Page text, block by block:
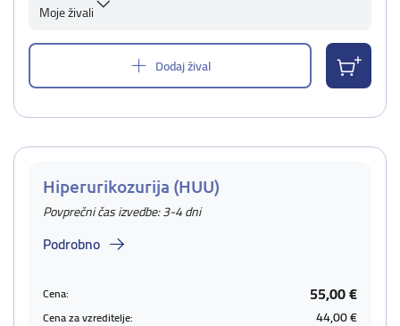
Moje živali
Dodaj žival
Hiperurikozurija (HUU)
Povprečni čas izvedbe: 3-4 dni
Podrobno
Cena: 55,00 €
Cena za vzreditelje: 44,00 €